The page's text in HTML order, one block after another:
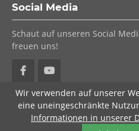
Social Media
Schaut auf unseren Social
freuen uns!
© 2026 Tiroler
Wir verwenden auf unserer
eine uneingeschränkte
Informationen in unserer